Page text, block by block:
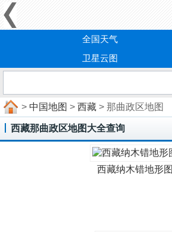
全国天气
卫星云图
> 中国地图 > 西藏 > 那曲政区地图
西藏那曲政区地图大全查询
西藏纳木错地形图